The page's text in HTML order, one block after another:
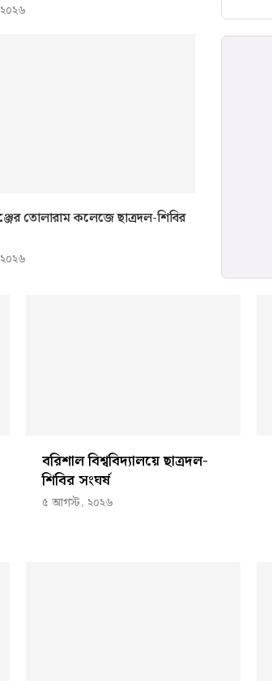
তোলারাম কলেজে ছাত্রদল-শিবির
বরিশাল বিশ্ববিদ্যালয়ে ছাত্রদল-
শিবির সংঘর্ষ
৫ আগস্ট, ২০২৬